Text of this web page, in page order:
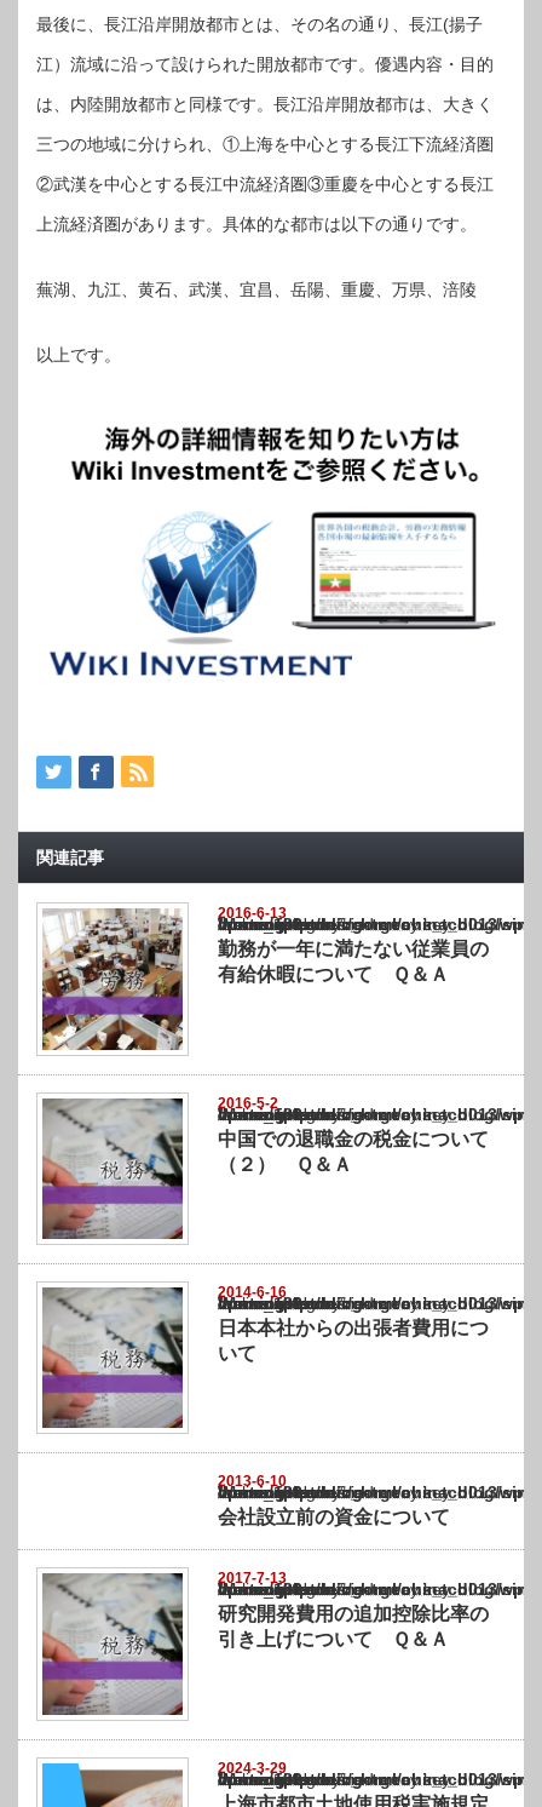
最後に、長江沿岸開放都市とは、その名の通り、長江(揚子
江）流域に沿って設けられた開放都市です。優遇内容・目的
は、内陸開放都市と同様です。長江沿岸開放都市は、大きく
三つの地域に分けられ、①上海を中心とする長江下流経済圏
②武漢を中心とする長江中流経済圏③重慶を中心とする長江
上流経済圏があります。具体的な都市は以下の通りです。
蕪湖、九江、黄石、武漢、宜昌、岳陽、重慶、万県、涪陵
以上です。
関連記事
2016-6-13
Warning
: Undefined array key "show_category" in
/home/netst/kuno-cpa.co.jp/public_html/china_blog/wp-content/themes/
on line183
勤務が一年に満たない従業員の
有給休暇について Ｑ＆Ａ
2016-5-2
Warning
: Undefined array key "show_category" in
/home/netst/kuno-cpa.co.jp/public_html/china_blog/wp-content/themes/
on line183
中国での退職金の税金について
（２） Ｑ＆Ａ
2014-6-16
Warning
: Undefined array key "show_category" in
/home/netst/kuno-cpa.co.jp/public_html/china_blog/wp-content/themes/
on line183
日本本社からの出張者費用につ
いて
2013-6-10
Warning
: Undefined array key "show_category" in
/home/netst/kuno-cpa.co.jp/public_html/china_blog/wp-content/themes/
on line183
会社設立前の資金について
2017-7-13
Warning
: Undefined array key "show_category" in
/home/netst/kuno-cpa.co.jp/public_html/china_blog/wp-content/themes/
on line183
研究開発費用の追加控除比率の
引き上げについて Ｑ＆Ａ
2024-3-29
Warning
: Undefined array key "show_category" in
/home/netst/kuno-cpa.co.jp/public_html/china_blog/wp-content/themes/
on line183